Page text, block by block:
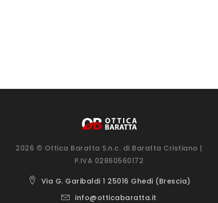
2026 © Ottica Baratta S.n.c. di Baratta Cristiano |
P.IVA 02860560172
Via G. Garibaldi 1 25016 Ghedi (Brescia)
info@otticabaratta.it